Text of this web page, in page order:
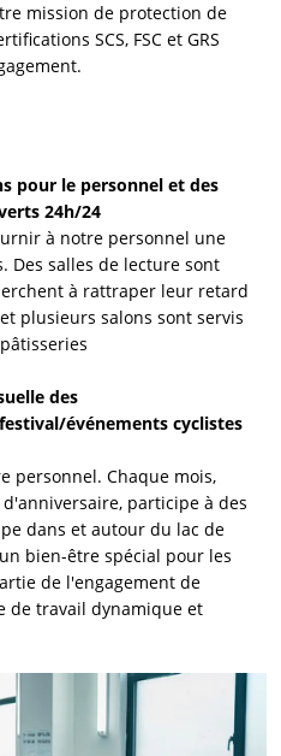
mission de protection de
SCS, FSC et GRS
pour le personnel et des
24h/24
à notre personnel une
Des salles de lecture sont
à rattraper leur retard
plusieurs salons sont servis
des
événements cyclistes
personnel. Chaque mois,
participe à des
dans et autour du lac de
bien-être spécial pour les
de l'engagement de
de travail dynamique et